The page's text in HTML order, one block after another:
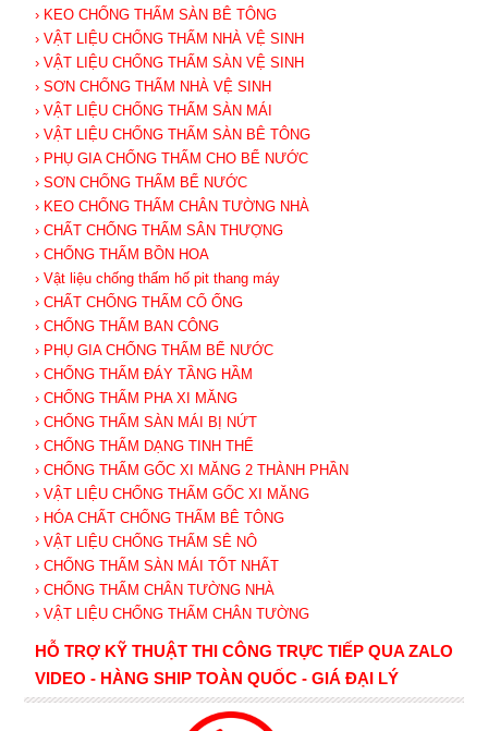
› KEO CHỐNG THẤM SÀN BÊ TÔNG
› VẬT LIỆU CHỐNG THẤM NHÀ VỆ SINH
› VẬT LIỆU CHỐNG THẤM SÀN VỆ SINH
› SƠN CHỐNG THẤM NHÀ VỆ SINH
› VẬT LIỆU CHỐNG THẤM SÀN MÁI
› VẬT LIỆU CHỐNG THẤM SÀN BÊ TÔNG
› PHỤ GIA CHỐNG THẤM CHO BỂ NƯỚC
› SƠN CHỐNG THẤM BỂ NƯỚC
› KEO CHỐNG THẤM CHÂN TƯỜNG NHÀ
› CHẤT CHỐNG THẤM SÂN THƯỢNG
› CHỐNG THẤM BỒN HOA
› Vật liệu chống thấm hố pit thang máy
› CHẤT CHỐNG THẤM CỔ ỐNG
› CHỐNG THẤM BAN CÔNG
› PHỤ GIA CHỐNG THẤM BỂ NƯỚC
› CHỐNG THẤM ĐÁY TẦNG HẦM
› CHỐNG THẤM PHA XI MĂNG
› CHỐNG THẤM SÀN MÁI BỊ NỨT
› CHỐNG THẤM DẠNG TINH THỂ
› CHỐNG THẤM GỐC XI MĂNG 2 THÀNH PHẦN
› VẬT LIỆU CHỐNG THẤM GỐC XI MĂNG
› HÓA CHẤT CHỐNG THẤM BÊ TÔNG
› VẬT LIỆU CHỐNG THẤM SÊ NÔ
› CHỐNG THẤM SÀN MÁI TỐT NHẤT
› CHỐNG THẤM CHÂN TƯỜNG NHÀ
› VẬT LIỆU CHỐNG THẤM CHÂN TƯỜNG
HỖ TRỢ KỸ THUẬT THI CÔNG TRỰC TIẾP QUA ZALO
VIDEO - HÀNG SHIP TOÀN QUỐC - GIÁ ĐẠI LÝ